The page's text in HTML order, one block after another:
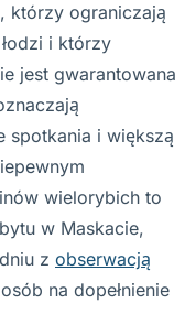
którzy ograniczają
i którzy
jest gwarantowana
spotkania i większą
wielorybich to
w Maskacie,
z obserwacją
na dopełnienie